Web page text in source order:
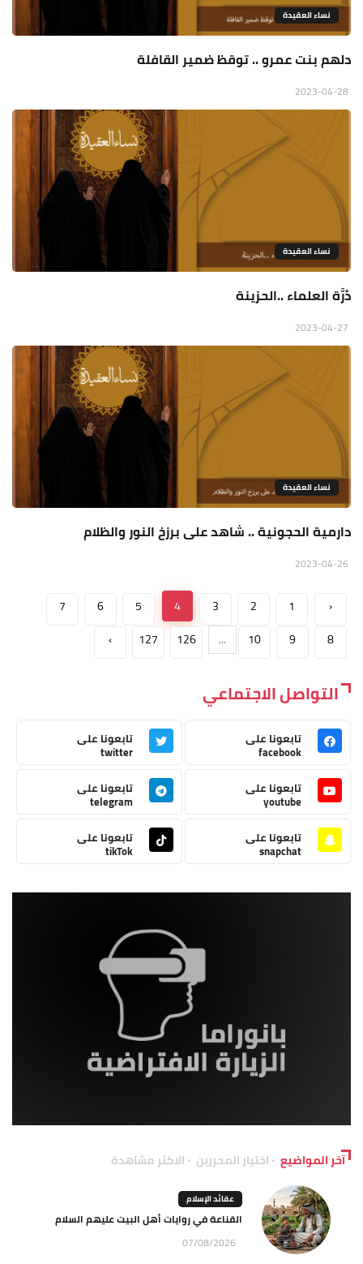
نساء العقيدة
دلهم بنت عمرو .. توقظ ضمير القافلة
نساء العقيدة
دُرَّة العلماء ..الحزينة
نساء العقيدة
دارمية الحجونية .. شاهد على برزخ النور والظلام
‹
1
2
3
4
5
6
7
8
9
10
...
126
127
›
التواصل الاجتماعي
تابعونا على
facebook
تابعونا على
twitter
تابعونا على
youtube
تابعونا على
telegram
تابعونا على
snapchat
تابعونا على
tikTok
آخر المواضيع اختيار المحررين الاكثر مشاهدة
عقائد الإسلام
القناعة في روايات أهل البيت عليهم السلام
07/08/2026